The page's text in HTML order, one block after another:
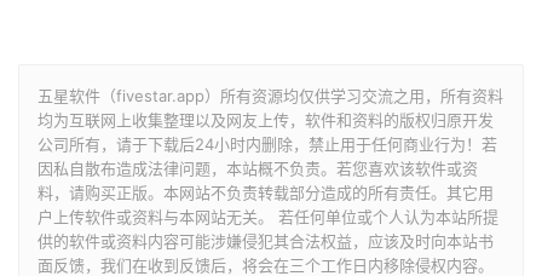
五星软件（fivestar.app）所有资源均仅供学习交流之用，所有资料
均为互联网上收集整理以及网友上传，软件和资料的版权归原开发
公司所有，请于下载后24小时内删除，禁止用于任何商业行为！若
因私自散布造成法律问题，本站概不负责。若您喜欢该软件或资
料，请购买正版。本网站不负责转载部分造成的所有责任。其它用
户上传软件或资料与本网站无关。 若任何单位或个人认为本站所提
供的软件或资料内容可能涉嫌侵犯其合法权益，应该及时向本站书
面反馈，我们在收到反馈后，将会在三个工作日内移除侵权内容。